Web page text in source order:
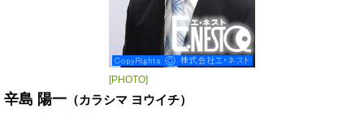
[PHOTO]
辛島 陽一 （カラシマ ヨウイチ）